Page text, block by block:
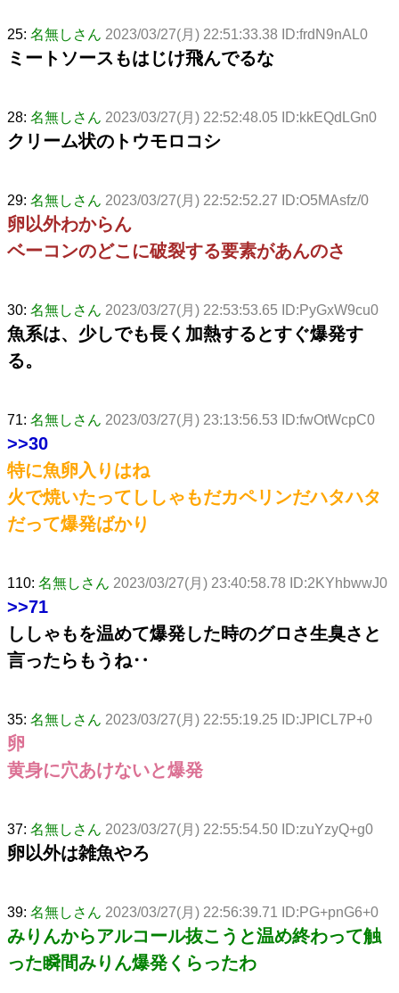
25: 名無しさん 2023/03/27(月) 22:51:33.38 ID:frdN9nAL0
ミートソースもはじけ飛んでるな
28: 名無しさん 2023/03/27(月) 22:52:48.05 ID:kkEQdLGn0
クリーム状のトウモロコシ
29: 名無しさん 2023/03/27(月) 22:52:52.27 ID:O5MAsfz/0
卵以外わからん
ベーコンのどこに破裂する要素があんのさ
30: 名無しさん 2023/03/27(月) 22:53:53.65 ID:PyGxW9cu0
魚系は、少しでも長く加熱するとすぐ爆発す
る。
71: 名無しさん 2023/03/27(月) 23:13:56.53 ID:fwOtWcpC0
>>30
特に魚卵入りはね
火で焼いたってししゃもだカペリンだハタハタ
だって爆発ばかり
110: 名無しさん 2023/03/27(月) 23:40:58.78 ID:2KYhbwwJ0
>>71
ししゃもを温めて爆発した時のグロさ生臭さと
言ったらもうね‥
35: 名無しさん 2023/03/27(月) 22:55:19.25 ID:JPlCL7P+0
卵
黄身に穴あけないと爆発
37: 名無しさん 2023/03/27(月) 22:55:54.50 ID:zuYzyQ+g0
卵以外は雑魚やろ
39: 名無しさん 2023/03/27(月) 22:56:39.71 ID:PG+pnG6+0
みりんからアルコール抜こうと温め終わって触
った瞬間みりん爆発くらったわ